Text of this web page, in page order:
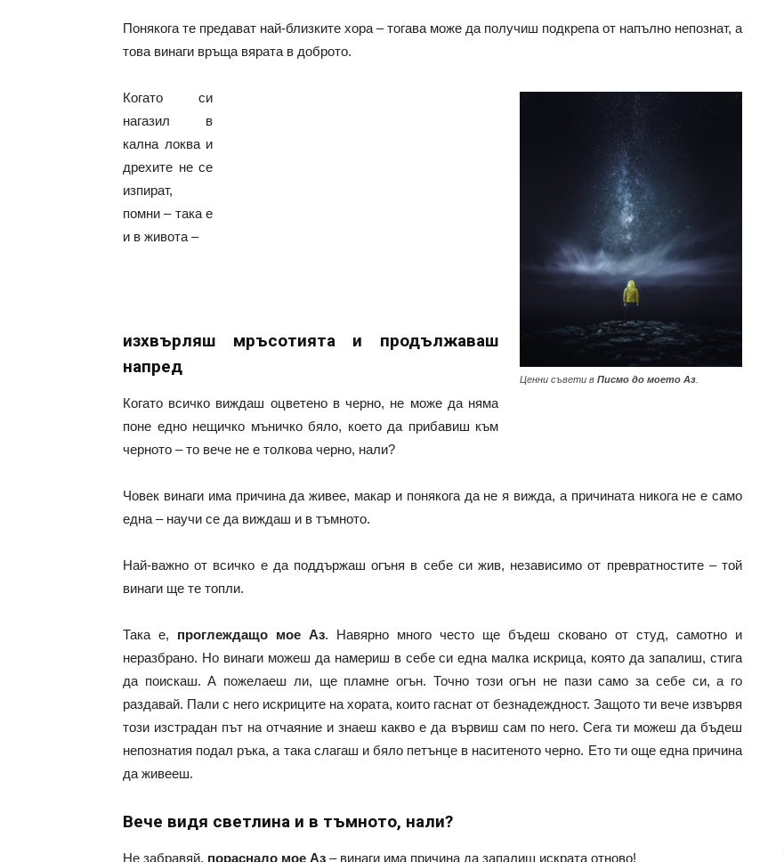
Понякога те предават най-близките хора – тогава може да получиш подкрепа от напълно непознат, а
това винаги връща вярата в доброто.
Ценни съвети в Писмо до моето Аз
Когато си
нагазил в
кална локва и
дрехите не се
изпират,
помни – така е
и в живота –
изхвърляш мръсотията и продължаваш
напред
Когато всичко виждаш оцветено в черно, не може да няма
поне едно нещичко мъничко бяло, което да прибавиш към
черното – то вече не е толкова черно, нали?
Човек винаги има причина да живее, макар и понякога да не я вижда, а причината никога не е само
една – научи се да виждаш и в тъмното.
Най-важно от всичко е да поддържаш огъня в себе си жив, независимо от превратностите – той
винаги ще те топли.
Така е, проглеждащо мое Аз. Навярно много често ще бъдеш сковано от студ, самотно и
неразбрано. Но винаги можеш да намериш в себе си една малка искрица, която да запалиш, стига
да поискаш. А пожелаеш ли, ще пламне огън. Точно този огън не пази само за себе си, а го
раздавай. Пали с него искриците на хората, които гаснат от безнадеждност. Защото ти вече извървя
този изстрадан път на отчаяние и знаеш какво е да вървиш сам по него. Сега ти можеш да бъдеш
непознатия подал ръка, а така слагаш и бяло петънце в наситеното черно. Ето ти още една причина
да живееш.
Вече видя светлина и в тъмното, нали?
Не забравяй, пораснало мое Аз – винаги има причина да запалиш искрата отново!